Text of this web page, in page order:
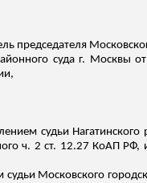
председателя
суда г. Москвы
судьи Нагатинского
ч. 2 ст. 12.27 КоАП РФ,
Московского